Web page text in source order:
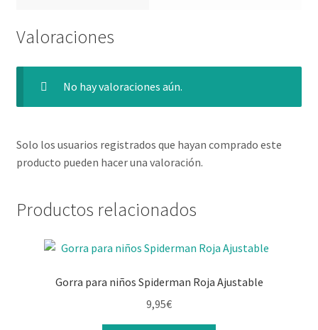
Valoraciones
No hay valoraciones aún.
Solo los usuarios registrados que hayan comprado este
producto pueden hacer una valoración.
Productos relacionados
Gorra para niños Spiderman Roja Ajustable
9,95€